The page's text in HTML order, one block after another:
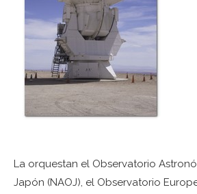
La orquestan el Observatorio
Japón (NAOJ), el Observatorio